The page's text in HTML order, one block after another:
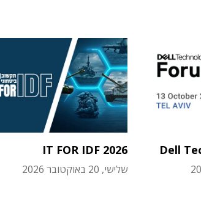
Dell
IT FOR IDF 2026
שלישי, 20 באוקטובר 2026